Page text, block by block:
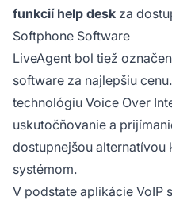
funkcií help desk za
Softphone Software
LiveAgent bol tiež
software za najlepšiu
technológiu Voice Over
uskutočňovanie a
dostupnejšou alternatívou
systémom.
V podstate aplikácie VoIP